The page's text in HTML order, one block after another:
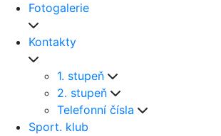
Fotogalerie
Kontakty
1. stupeň
2. stupeň
Telefonní čísla
Sport. klub